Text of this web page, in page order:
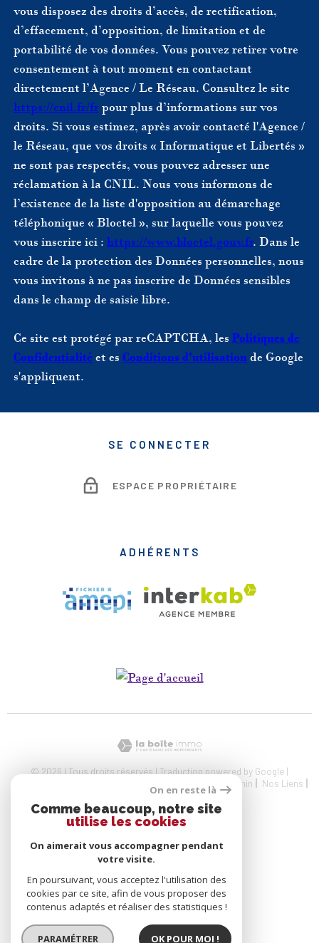
vous disposez des droits d’accès, de rectification,
d’effacement, d’opposition, de limitation et de
portabilité de vos données. Vous pouvez retirer votre
consentement à tout moment en contactant
directement l’Agence / Le Réseau. Consultez le site
https://cnil.fr/frpour plus d’informations sur vos
droits. Si vous estimez, après avoir contacté l'Agence /
le Réseau, que vos droits « Informatique et Libertés »
ne sont pas respectés, vous pouvez adresser une
réclamation à la CNIL. Nous vous informons de
l’existence de la liste d'opposition au démarchage
téléphonique « Bloctel », sur laquelle vous pouvez
vous inscrire ici : https://www.bloctel.gouv.fr. Dans le
cadre de la protection des Données personnelles, nous
vous invitons à ne pas inscrire de Données sensibles
dans le champ de saisie libre.
Ce site est protégé par reCAPTCHA, les Politiques de
Confidentialitéet es Conditions d'utilisationde Google
s'appliquent.
SE CONNECTER
ESPACE PROPRIÉTAIRE
ADHÉRENTS
© 2026 | Tous droits réservés | Traduction powered by Google |
Admin
Nos Liens
Politique RGPD
Cookies
On en reste là
Comme beaucoup, notre site
utilise les cookies
On aimerait vous accompagner pendant
votre visite.
En poursuivant, vous acceptez l'utilisation des
cookies par ce site, afin de vous proposer des
contenus adaptés et réaliser des statistiques !
PARAMÉTRER OK POUR MOI !